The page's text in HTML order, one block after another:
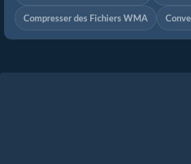
Compresser des Fichiers WMA